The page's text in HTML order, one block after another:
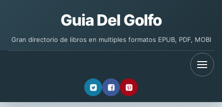
Guia Del Golfo
Gran directorio de libros en multiples formatos EPUB, PDF, MOBI